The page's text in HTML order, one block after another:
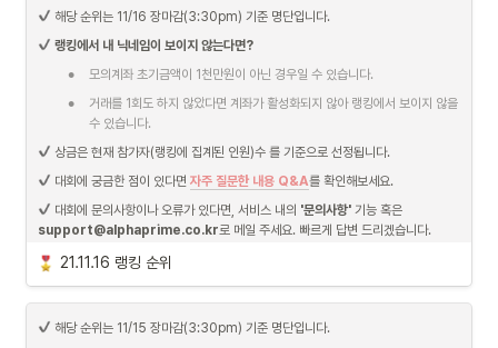
해당 순위는 11/16 장마감(3:30pm) 기준 명단입니다.
랭킹에서 내 닉네임이 보이지 않는다면?
• 모의계좌 초기금액이 1천만원이 아닌 경우일 수 있습니다.
•
거래를 1회도 하지 않았다면 계좌가 활성화되지 않아 랭킹에서 보이지 않을
수 있습니다.
상금은 현재 참가자(랭킹에 집계된 인원)수 를 기준으로 선정됩니다.
대회에 궁금한 점이 있다면 자주 질문한 내용 Q&A를 확인해보세요.
대회에 문의사항이나 오류가 있다면, 서비스 내의 '문의사항'
support@alphaprime.co.kr로 메일 주세요. 빠르게 답변 드리겠습니다.
21.11.16 랭킹 순위
해당 순위는 11/15 장마감(3:30pm) 기준 명단입니다.